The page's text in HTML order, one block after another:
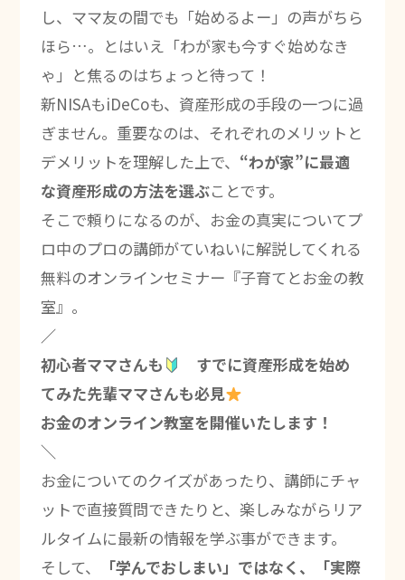
し、ママ友の間でも「始めるよー」の声がちら
ほら…。とはいえ「わが家も今すぐ始めなき
ゃ」と焦るのはちょっと待って！
新NISAもiDeCoも、資産形成の手段の一つに過
ぎません。重要なのは、それぞれのメリットと
デメリットを理解した上で、 “わが家”に最適
な資産形成の方法を選ぶことです。
そこで頼りになるのが、お金の真実についてプ
ロ中のプロの講師がていねいに解説してくれる
無料のオンラインセミナー『子育てとお金の教
室』。
／
初心者ママさんも
すでに資産形成を始め
てみた先輩ママさんも必見
お金のオンライン教室を開催いたします！
＼
お金についてのクイズがあったり、講師にチャ
ットで直接質問できたりと、楽しみながらリア
ルタイムに最新の情報を学ぶ事ができます。
そして、
「学んでおしまい」ではなく、「実際